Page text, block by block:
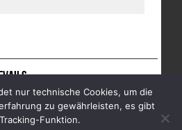
IMPRESSUM
nur technische Cookies, um die
zu gewährleisten, es gibt
Funktion.